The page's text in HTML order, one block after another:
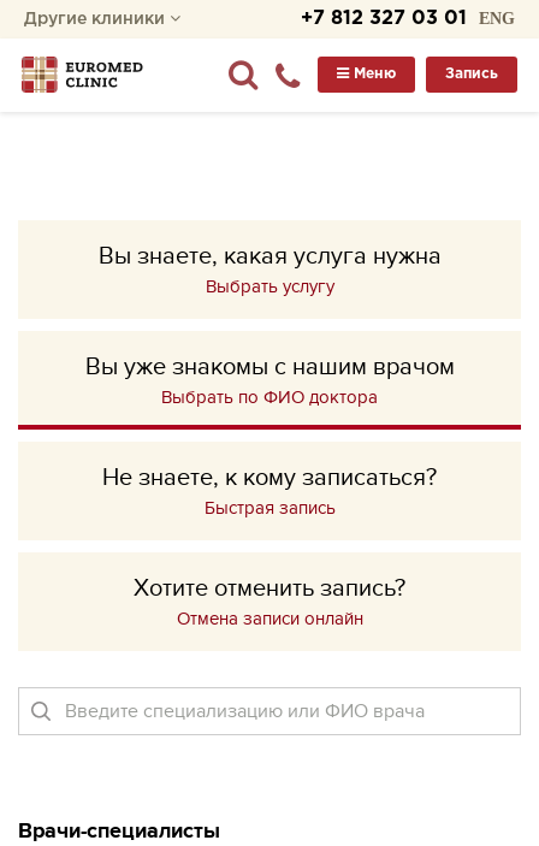
ENG
+7 812 327 03 01
Другие клиники
Запись
Меню
Вы знаете, какая услуга нужна
Выбрать услугу
Вы уже знакомы с нашим врачом
Выбрать по ФИО доктора
Не знаете, к кому записаться?
Быстрая запись
Хотите отменить запись?
Отмена записи онлайн
Врачи-специалисты